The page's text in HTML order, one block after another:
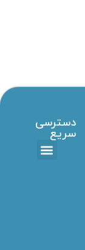
دسترسی
سریع